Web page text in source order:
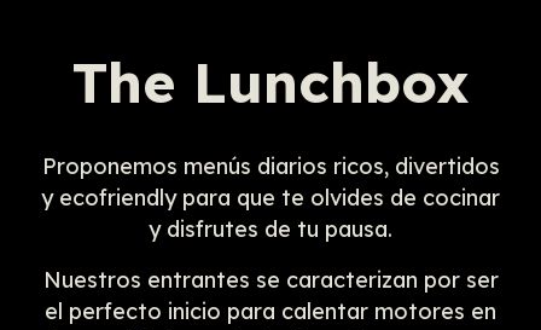
The Lunchbox
Proponemos menús diarios ricos, divertidos
y ecofriendly para que te olvides de cocinar
y disfrutes de tu pausa.
Nuestros entrantes se caracterizan por ser
el perfecto inicio para calentar motores en